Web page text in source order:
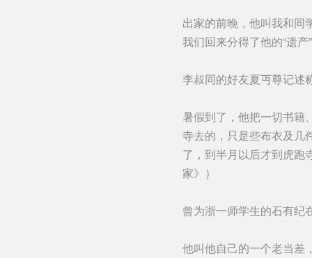
出家的前晚，他叫我和同
我们回来分得了他的“遗
李叔同的好友夏丏尊记述
暑假到了，他把一切书籍
寺去的，只是些布衣及几
了，到半月以后才到虎跑
家》）
曾为浙一师学生的石有纪
他叫他自己的一个老当差